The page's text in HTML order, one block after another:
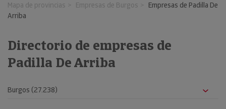
Mapa de provincias Empresas de Burgos
Empresas de Padilla De
Arriba
Directorio de empresas de
Padilla De Arriba